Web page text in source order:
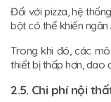
Đối với pizza, hệ
bột có thể khiến
Trong khi đó, các
thiết bị thấp hơn, dao
2.5. Chi phí nội